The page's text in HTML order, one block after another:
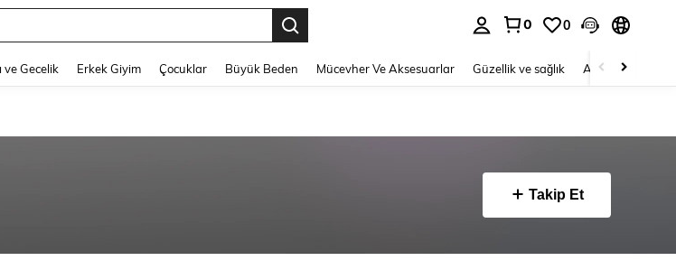
0 0
ve Gecelik Erkek Giyim Çocuklar Büyük Beden Mücevher Ve Aksesuarlar Güzellik ve sağlık Ayakkabı
Takip Et